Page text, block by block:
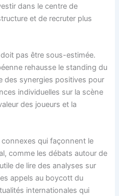
dans le centre de
et de recruter plus
pas être sous-estimée.
rehausse le standing du
des synergies positives pour
individuelles sur la scène
des joueurs et la
qui façonnent le
comme les débats autour de
de lire des analyses sur
appels au boycott du
internationales qui